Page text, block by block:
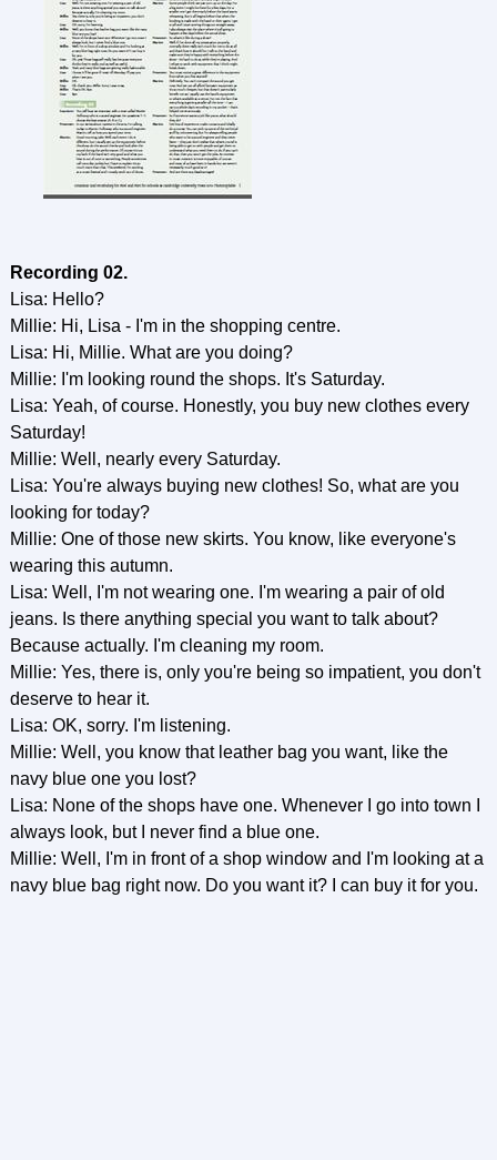
Recording 02.
Lisa: Hello?
Millie: Hi, Lisa - I'm in the shopping centre.
Lisa: Hi, Millie. What are you doing?
Millie: I'm looking round the shops. It's Saturday.
Lisa: Yeah, of course. Honestly, you buy new clothes every
Saturday!
Millie: Well, nearly every Saturday.
Lisa: You're always buying new clothes! So, what are you
looking for today?
Millie: One of those new skirts. You know, like everyone's
wearing this autumn.
Lisa: Well, I'm not wearing one. I'm wearing a pair of old
jeans. Is there anything special you want to talk about?
Because actually. I'm cleaning my room.
Millie: Yes, there is, only you're being so impatient, you don't
deserve to hear it.
Lisa: OK, sorry. I'm listening.
Millie: Well, you know that leather bag you want, like the
navy blue one you lost?
Lisa: None of the shops have one. Whenever I go into town I
always look, but I never find a blue one.
Millie: Well, I'm in front of a shop window and I'm looking at a
navy blue bag right now. Do you want it? I can buy it for you.